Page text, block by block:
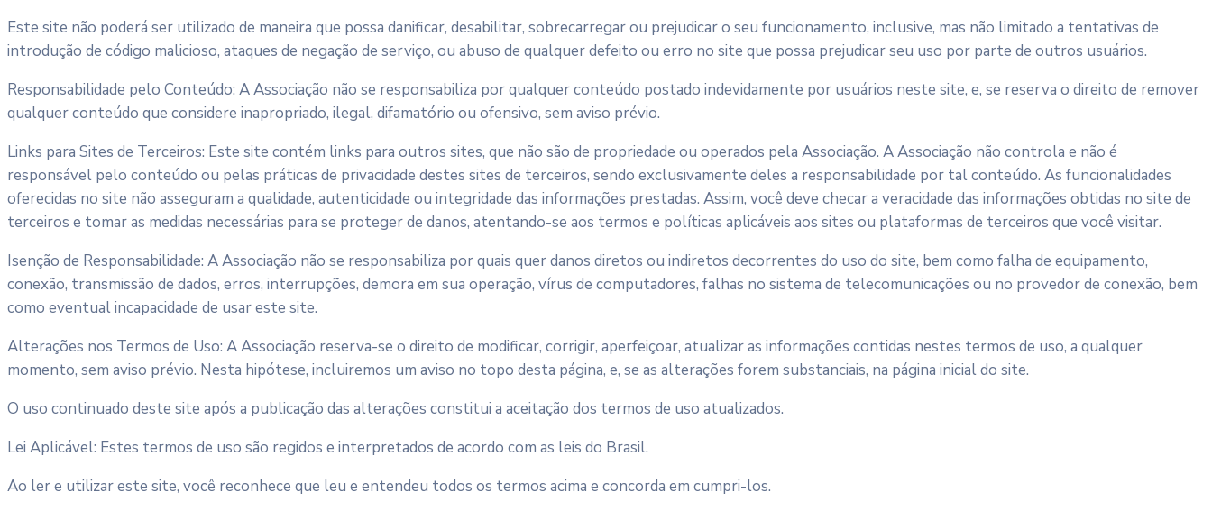
Este site não poderá ser utilizado de maneira que possa danificar, desabilitar, sobrecarregar ou prejudicar o seu funcionamento, inclusive, mas não limitado a tentativas de
introdução de código malicioso, ataques de negação de serviço, ou abuso de qualquer defeito ou erro no site que possa prejudicar seu uso por parte de outros usuários.
Responsabilidade pelo Conteúdo: A Associação não se responsabiliza por qualquer conteúdo postado indevidamente por usuários neste site, e, se reserva o direito de remover
qualquer conteúdo que considere inapropriado, ilegal, difamatório ou ofensivo, sem aviso prévio.
Links para Sites de Terceiros: Este site contém links para outros sites, que não são de propriedade ou operados pela Associação. A Associação não controla e não é
responsável pelo conteúdo ou pelas práticas de privacidade destes sites de terceiros, sendo exclusivamente deles a responsabilidade por tal conteúdo. As funcionalidades
oferecidas no site não asseguram a qualidade, autenticidade ou integridade das informações prestadas. Assim, você deve checar a veracidade das informações obtidas no site de
terceiros e tomar as medidas necessárias para se proteger de danos, atentando-se aos termos e políticas aplicáveis aos sites ou plataformas de terceiros que você visitar.
Isenção de Responsabilidade: A Associação não se responsabiliza por quais quer danos diretos ou indiretos decorrentes do uso do site, bem como falha de equipamento,
conexão, transmissão de dados, erros, interrupções, demora em sua operação, vírus de computadores, falhas no sistema de telecomunicações ou no provedor de conexão, bem
como eventual incapacidade de usar este site.
Alterações nos Termos de Uso: A Associação reserva-se o direito de modificar, corrigir, aperfeiçoar, atualizar as informações contidas nestes termos de uso, a qualquer
momento, sem aviso prévio. Nesta hipótese, incluiremos um aviso no topo desta página, e, se as alterações forem substanciais, na página inicial do site.
O uso continuado deste site após a publicação das alterações constitui a aceitação dos termos de uso atualizados.
Lei Aplicável: Estes termos de uso são regidos e interpretados de acordo com as leis do Brasil.
Ao ler e utilizar este site, você reconhece que leu e entendeu todos os termos acima e concorda em cumpri-los.